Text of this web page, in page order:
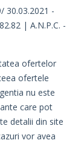
30.03.2021 -
| A.N.P.C. -
ofertelor
ofertele
nu este
care pot
detalii din site
vor avea